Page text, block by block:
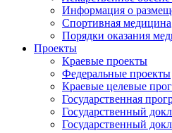
Информация о
Спортивная медицина
Порядки оказания
Проекты
Краевые проекты
Федеральные проекты
Краевые целевые
Государственная
Государственный
Государственный